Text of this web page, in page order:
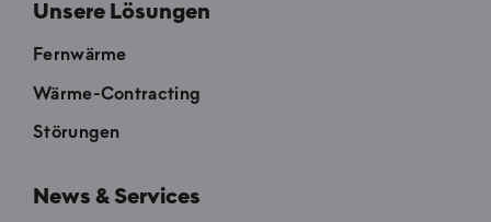
Unsere Lösungen
Fernwärme
Wärme-Contracting
Störungen
News & Services